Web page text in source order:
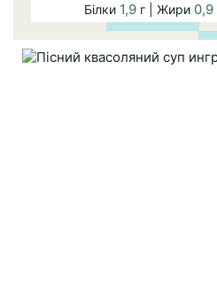
Білки 1,9 г | Жири 0,9